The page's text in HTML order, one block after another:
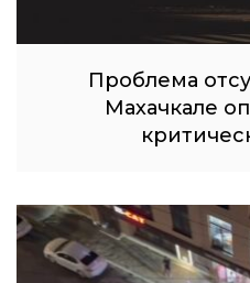
Проблема
Махачкале